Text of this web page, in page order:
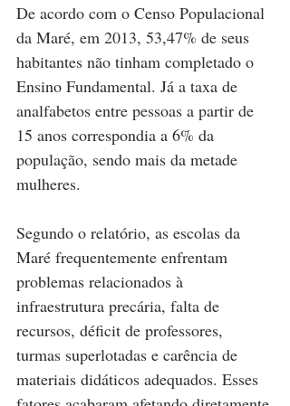
De acordo com o Censo Populacional
da Maré, em 2013, 53,47% de seus
habitantes não tinham completado o
Ensino Fundamental. Já a taxa de
analfabetos entre pessoas a partir de
15 anos correspondia a 6% da
população, sendo mais da metade
mulheres.
Segundo o relatório, as escolas da
Maré frequentemente enfrentam
problemas relacionados à
infraestrutura precária, falta de
recursos, déficit de professores,
turmas superlotadas e carência de
materiais didáticos adequados. Esses